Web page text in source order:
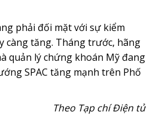
phải đối mặt với sự kiểm
càng tăng. Tháng trước, hãng
quản lý chứng khoán Mỹ đang
SPAC tăng mạnh trên Phố
Theo Tạp chí Điện tử